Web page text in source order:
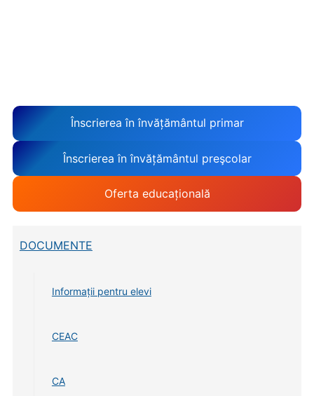
Înscrierea în învățământul primar
Înscrierea în învățământul preşcolar
Oferta educațională
DOCUMENTE
Informații pentru elevi
CEAC
CA